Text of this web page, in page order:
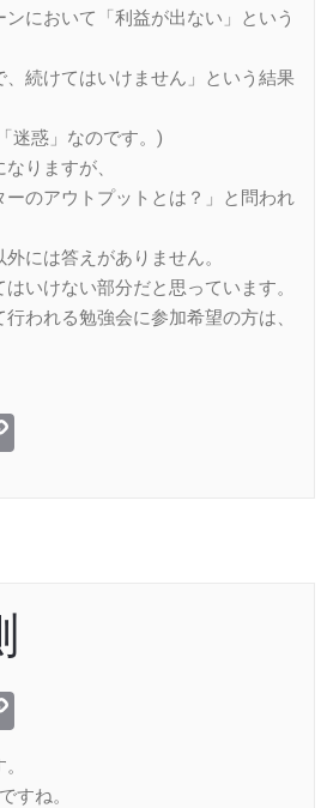
ンにおいて「利益が出ない」という
、続けてはいけません」という結果
迷惑」なのです。)
りますが、
ーのアウトプットとは？」と問われ
外には答えがありません。
いけない部分だと思っています。
われる勉強会に参加希望の方は、
すね。